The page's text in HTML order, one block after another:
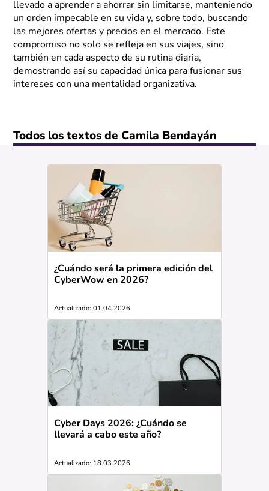
llevado a aprender a ahorrar sin limitarse, manteniendo
un orden impecable en su vida y, sobre todo, buscando
las mejores ofertas y precios en el mercado. Este
compromiso no solo se refleja en sus viajes, sino
también en cada aspecto de su rutina diaria,
demostrando así su capacidad única para fusionar sus
intereses con una mentalidad organizativa.
Todos los textos de Camila Bendayán
¿Cuándo será la primera edición del
CyberWow en 2026?
Actualizado: 01.04.2026
Cyber Days 2026: ¿Cuándo se
llevará a cabo este año?
Actualizado: 18.03.2026